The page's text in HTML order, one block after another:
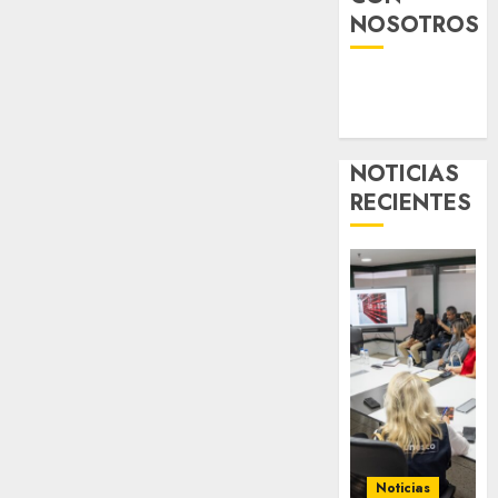
NOSOTROS
NOTICIAS
RECIENTES
Noticias